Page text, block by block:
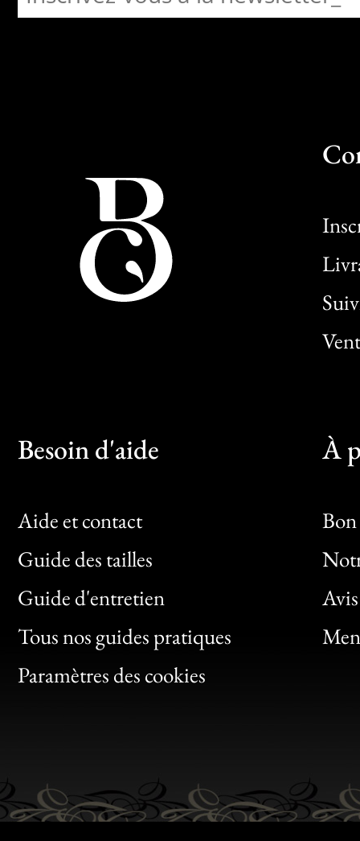
Besoin d'aide
Aide et contact
Guide des tailles
Guide d'entretien
Tous nos guides pratiques
Paramètres des cookies
À
Bon
Clic